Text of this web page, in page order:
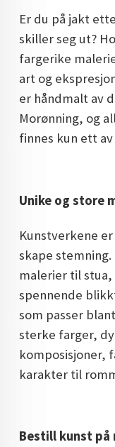
DOPAMIN DECOR
DOPAMIN DECOR
Er du på jakt
skiller seg ut?
fargerike
art og
er håndmalt av
Morønning, og
finnes kun ett
Unike og store
Kunstverkene
skape
malerier til
spennende
som passer
sterke farger,
komposisjoner,
karakter til
Bestill kunst på